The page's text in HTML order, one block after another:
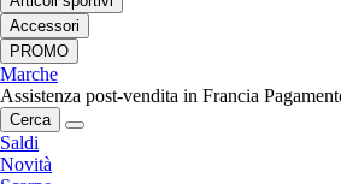
Accessori
PROMO
Marche
Assistenza post-vendita in Francia
Cerca
Saldi
Novità